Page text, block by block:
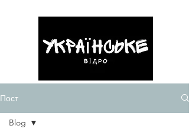
Пост
Blog